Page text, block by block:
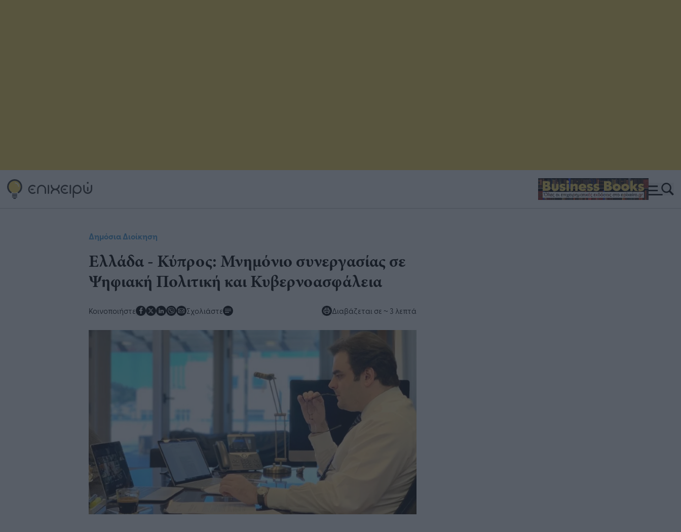
Δημόσια Διοίκηση
Ελλάδα - Κύπρος: Μνημόνιο συνεργασίας σε
Ψηφιακή Πολιτική και Κυβερνοασφάλεια
Κοινοποιήστε Σχολιάστε Διαβάζεται σε ~ 3 λεπτά